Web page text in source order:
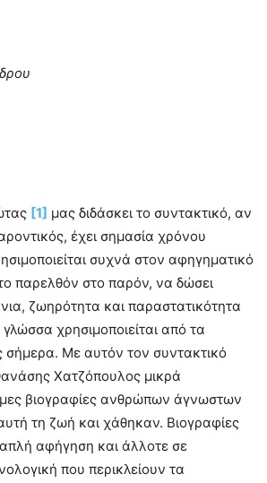
[1] μας διδάσκει το συντακτικό, αν
έχει σημασία χρόνου
συχνά στον αφηγηματικό
παρελθόν στο παρόν, να δώσει
ζωηρότητα και παραστατικότητα
χρησιμοποιείται από τα
σήμερα. Με αυτόν τον συντακτικό
Χατζόπουλος μικρά
βιογραφίες ανθρώπων άγνωστων
τη ζωή και χάθηκαν. Βιογραφίες
αφήγηση και άλλοτε σε
που περικλείουν τα